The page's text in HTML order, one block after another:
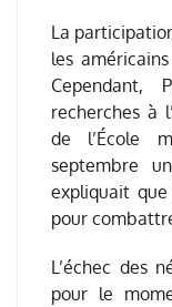
La
les
Cependant,
recherches à
de l’École
septembre
expliquait que
pour
L’échec des
pour le